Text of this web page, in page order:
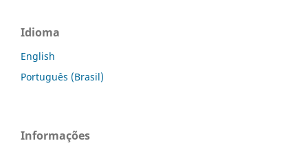
Idioma
English
Português (Brasil)
Informações